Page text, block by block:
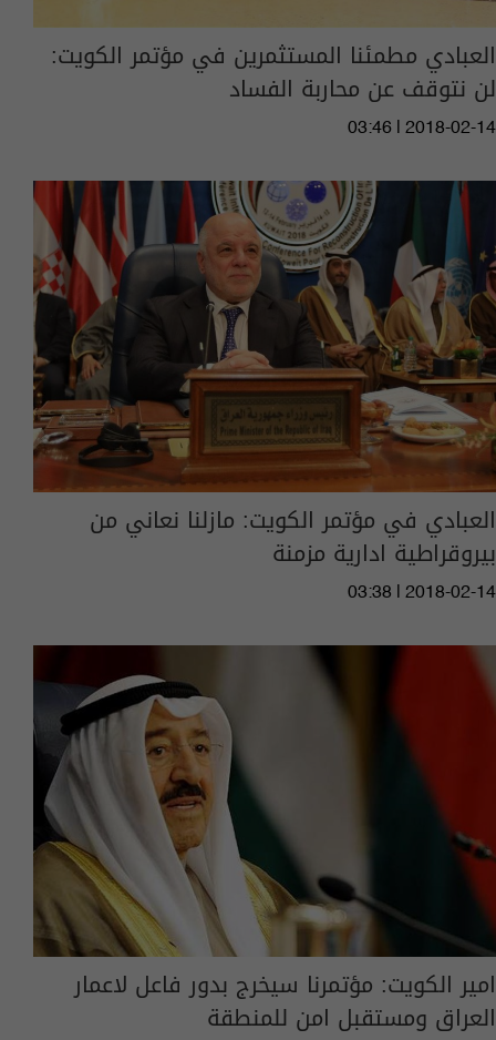
العبادي مطمئنا المستثمرين في مؤتمر الكويت:
لن نتوقف عن محاربة الفساد
03:46 | 2018-02-14
العبادي في مؤتمر الكويت: مازلنا نعاني من
بيروقراطية ادارية مزمنة
03:38 | 2018-02-14
امير الكويت: مؤتمرنا سيخرج بدور فاعل لاعمار
العراق ومستقبل امن للمنطقة